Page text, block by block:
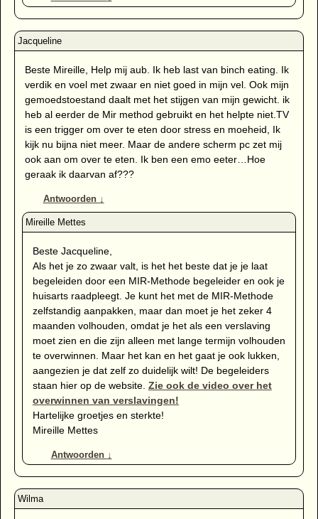
Beste Mireille, Help mij aub. Ik heb last van binch eating. Ik
verdik en voel met zwaar en niet goed in mijn vel. Ook mijn
gemoedstoestand daalt met het stijgen van mijn gewicht. ik
heb al eerder de Mir method gebruikt en het helpte niet.TV
is een trigger om over te eten door stress en moeheid, Ik
kijk nu bijna niet meer. Maar de andere scherm pc zet mij
ook aan om over te eten. Ik ben een emo eeter…Hoe
geraak ik daarvan af???
Antwoorden ↓
Beste Jacqueline,
Als het je zo zwaar valt, is het het beste dat je je laat
begeleiden door een MIR-Methode begeleider en ook je
huisarts raadpleegt. Je kunt het met de MIR-Methode
zelfstandig aanpakken, maar dan moet je het zeker 4
maanden volhouden, omdat je het als een verslaving
moet zien en die zijn alleen met lange termijn volhouden
te overwinnen. Maar het kan en het gaat je ook lukken,
aangezien je dat zelf zo duidelijk wilt! De begeleiders
staan hier op de website. Zie ook de video over het
overwinnen van verslavingen!
Hartelijke groetjes en sterkte!
Mireille Mettes
Antwoorden ↓